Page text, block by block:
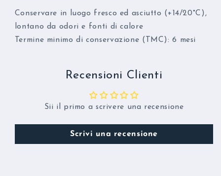
Conservare in luogo fresco ed asciutto (+14/20°C),
lontano da odori e fonti di calore
Termine minimo di conservazione (TMC): 6 mesi
Recensioni Clienti
Sii il primo a scrivere una recensione
Scrivi una recensione